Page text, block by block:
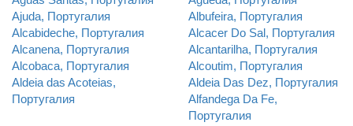
Ajuda, Португалия
Albufeira, Португалия
Alcabideche, Португалия
Alcacer Do Sal, Португалия
Alcanena, Португалия
Alcantarilha, Португалия
Alcobaca, Португалия
Alcoutim, Португалия
Aldeia das Acoteias,
Португалия
Aldeia Das Dez, Португалия
Alfandega Da Fe,
Португалия